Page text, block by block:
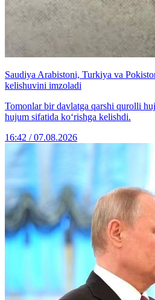
Saudiya Arabistoni, Turkiya va
kelishuvini imzoladi
Tomonlar bir davlatga qarshi qurolli
hujum sifatida ko‘rishga kelishdi.
16:42 / 07.08.2026